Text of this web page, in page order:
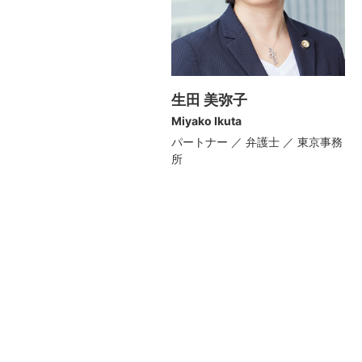
生田 美弥子
Miyako Ikuta
パートナー ／ 弁護士 ／ 東京事務
所